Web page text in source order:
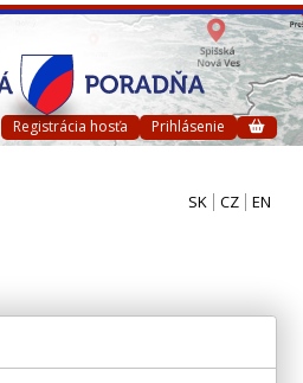
Registrácia hosťa Prihlásenie
SK CZ EN